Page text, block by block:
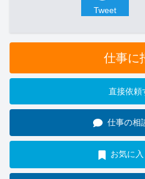
Tweet
仕事に
直接依頼
仕事の相
お気に